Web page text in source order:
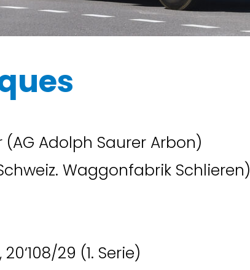
(AG Adolph Saurer Arbon)
Waggonfabrik Schlieren)
20‘108/29 (1. Serie)